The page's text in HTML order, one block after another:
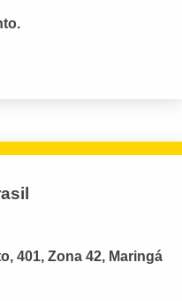
401, Zona 42, Maringá